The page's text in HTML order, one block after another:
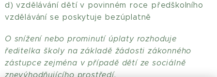
d) vzdělávání dětí v povinném roce předškolního
vzdělávání se poskytuje bezúplatně
O snížení nebo prominutí úplaty rozhoduje
ředitelka školy na základě žádosti zákonného
zástupce zejména v případě dětí ze sociálně
znevýhodňujícího prostředí.